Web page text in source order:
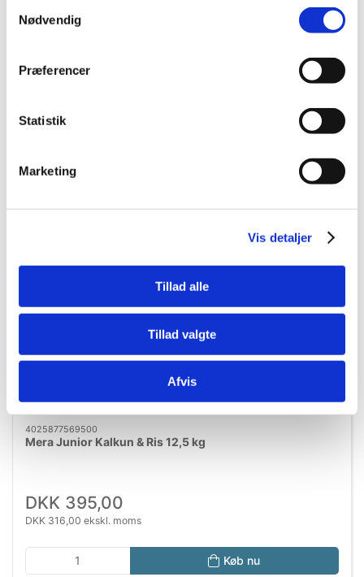
Nødvendig
Præferencer
Statistik
Marketing
Vis detaljer
Tillad alle
Tillad valgte
Afvis
DKK 47,20 ekskl. moms
MERA NYHED!
4025877569500
Mera Junior Kalkun & Ris 12,5 kg
DKK 395,00
DKK 316,00 ekskl. moms
Køb nu